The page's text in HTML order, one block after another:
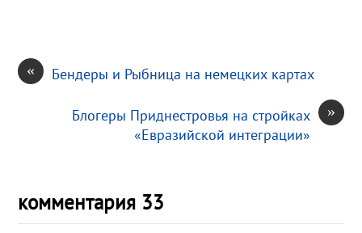
« Бендеры и Рыбница на немецких картах
»
Блогеры Приднестровья на стройках
«Евразийской интеграции»
комментария 33